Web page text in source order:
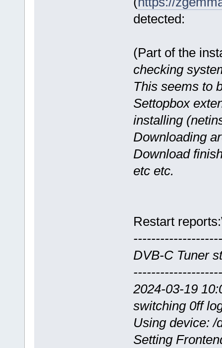
detected:
(Part of the
checking
This seems to
Settopbox
installing
Downloading
Download
etc etc.
Restart
DVB-C Tuner
2024-03-19
switching 0ff
Using device: /
Setting